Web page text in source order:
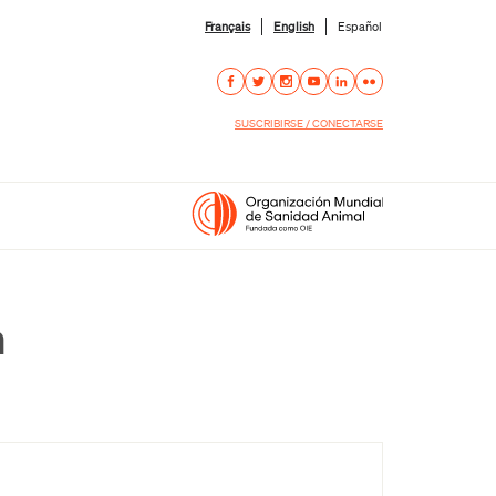
Français English Español
SUSCRIBIRSE / CONECTARSE